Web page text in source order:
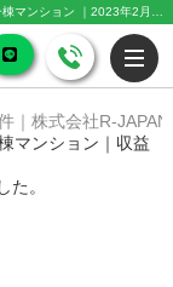
｜株式会社R-JAPAN
マンション｜収益
。